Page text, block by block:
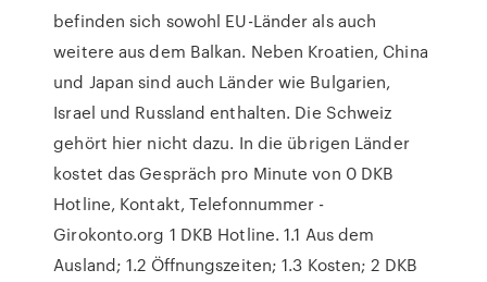
befinden sich sowohl EU-Länder als auch
weitere aus dem Balkan. Neben Kroatien, China
und Japan sind auch Länder wie Bulgarien,
Israel und Russland enthalten. Die Schweiz
gehört hier nicht dazu. In die übrigen Länder
kostet das Gespräch pro Minute von 0 DKB
Hotline, Kontakt, Telefonnummer -
Girokonto.org 1 DKB Hotline. 1.1 Aus dem
Ausland; 1.2 Öffnungszeiten; 1.3 Kosten; 2 DKB